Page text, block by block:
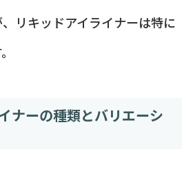
リキッドアイライナーは特に
ナーの種類とバリエーシ